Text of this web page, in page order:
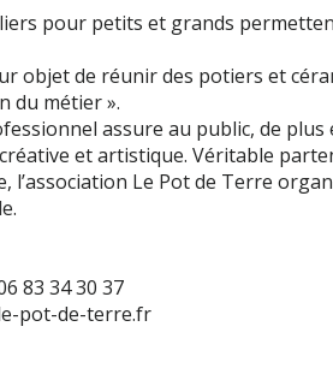
pour petits et grands
objet de réunir des potiers et
du métier ».
assure au public, de plus
et artistique. Véritable
Le Pot de Terre
83 34 30 37
pot-de-terre.fr